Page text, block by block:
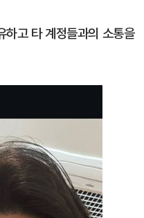
고 타 계정들과의 소통을